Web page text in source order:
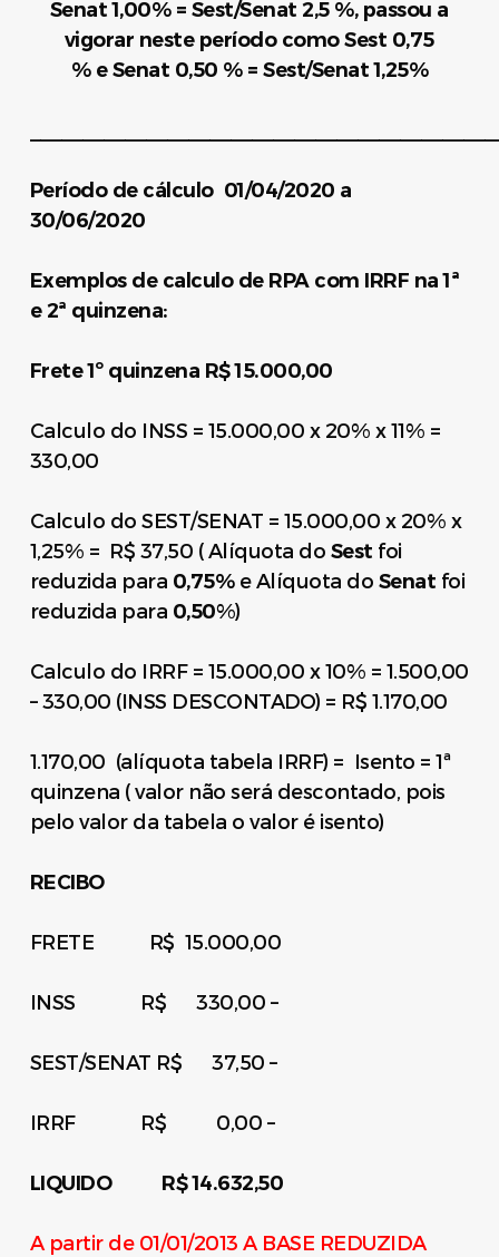
Senat 1,00% = Sest/Senat 2,5 %, passou a
vigorar neste período como Sest 0,75
% e Senat 0,50 % = Sest/Senat 1,25%
Período de cálculo 01/04/2020 a
30/06/2020
Exemplos de calculo de RPA com IRRF na 1ª
e 2ª quinzena:
Frete 1º quinzena R$ 15.000,00
Calculo do INSS = 15.000,00 x 20% x 11% =
330,00
Calculo do SEST/SENAT = 15.000,00 x 20% x
1,25% = R$ 37,50 ( Alíquota do Sest foi
reduzida para 0,75%e Alíquota do Senat foi
reduzida para 0,50%)
Calculo do IRRF = 15.000,00 x 10% = 1.500,00
– 330,00 (INSS DESCONTADO) = R$ 1.170,00
1.170,00 (alíquota tabela IRRF) = Isento = 1ª
quinzena ( valor não será descontado, pois
pelo valor da tabela o valor é isento)
RECIBO
FRETE R$ 15.000,00
INSS R$ 330,00 –
SEST/SENAT R$ 37,50 –
IRRF R$ 0,00 –
LIQUIDO R$ 14.632,50
A partir de 01/01/2013 A BASE REDUZIDA